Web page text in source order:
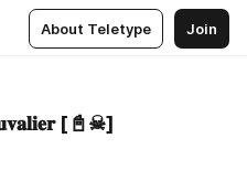
About Teletype Join
[📓☠]